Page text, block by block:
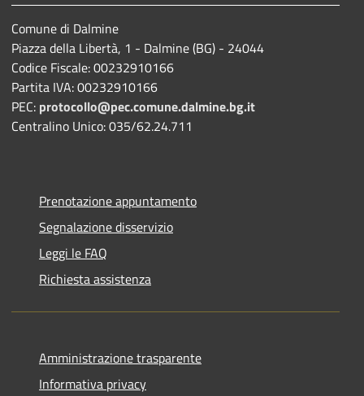
Comune di Dalmine
Piazza della Libertà, 1 - Dalmine (BG) - 24044
Codice Fiscale: 00232910166
Partita IVA: 00232910166
PEC: protocollo@pec.comune.dalmine.bg.it
Centralino Unico: 035/62.24.711
Prenotazione appuntamento
Segnalazione disservizio
Leggi le FAQ
Richiesta assistenza
Amministrazione trasparente
Informativa privacy